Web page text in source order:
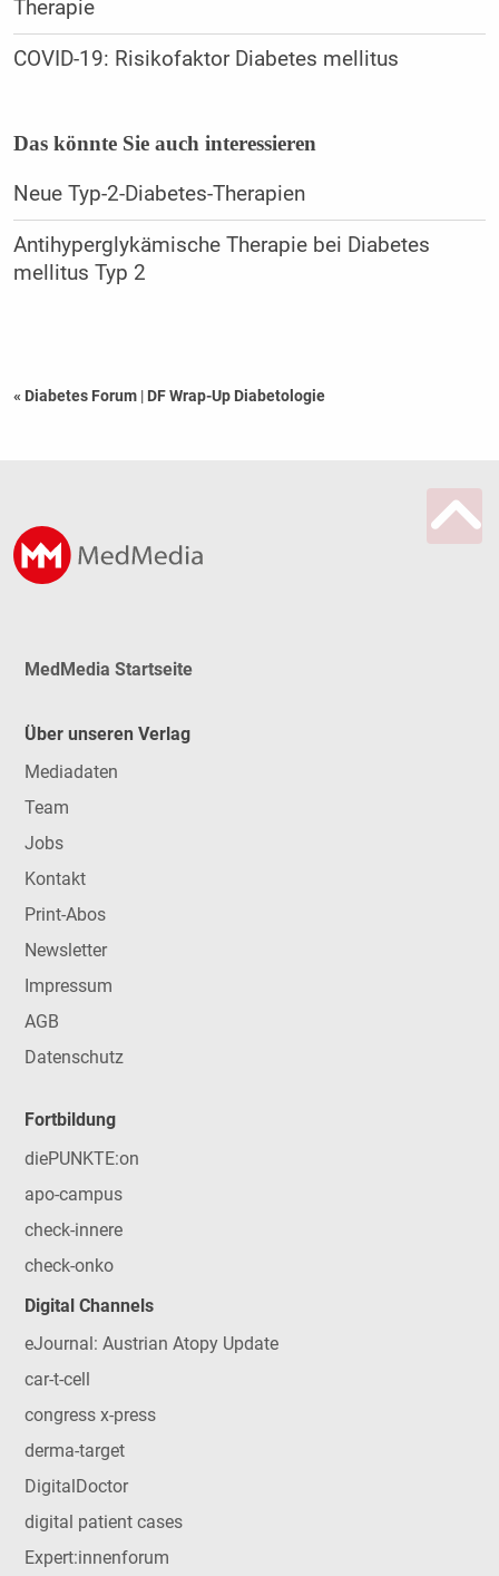
Therapie
COVID-19: Risikofaktor Diabetes mellitus
Das könnte Sie auch interessieren
Neue Typ-2-Diabetes-Therapien
Antihyperglykämische Therapie bei Diabetes
mellitus Typ 2
« Diabetes Forum | DF Wrap-Up Diabetologie
MedMedia Startseite
Über unseren Verlag
Mediadaten
Team
Jobs
Kontakt
Print-Abos
Newsletter
Impressum
AGB
Datenschutz
Fortbildung
diePUNKTE:on
apo-campus
check-innere
check-onko
Digital Channels
eJournal: Austrian Atopy Update
car-t-cell
congress x-press
derma-target
DigitalDoctor
digital patient cases
Expert:innenforum